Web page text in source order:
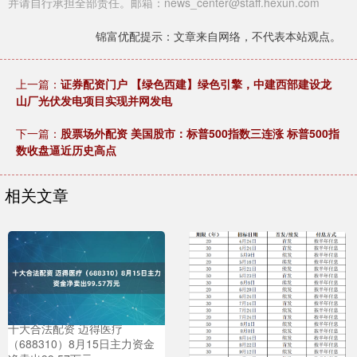
锦富优配提示：文章来自网络，不代表本站观点。
上一篇： 证券配资门户 【绿色西建】绿色引擎，中建西部建设龙
山厂光伏发电项目实现并网发电
下一篇： 股票场外配资 美国股市：标普500指数三连涨 标普500指
数收盘逼近历史高点
相关文章
十大合法配资 迈得医疗
（688310）8月15日主力资金